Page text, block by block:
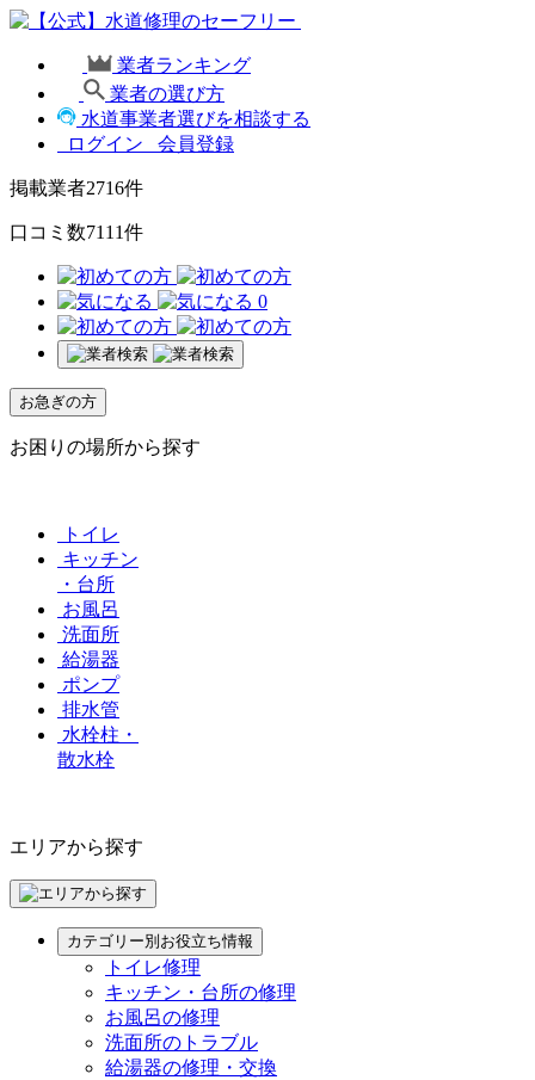
業者ランキング
業者の選び方
水道事業者選びを相談する
ログイン
会員登録
掲載業者2716件
口コミ数7111件
0
お急ぎの方
お困りの場所から探す
トイレ
キッチン
・台所
お風呂
洗面所
給湯器
ポンプ
排水管
水栓柱・
散水栓
エリアから探す
カテゴリー別お役立ち情報
トイレ修理
キッチン・台所の修理
お風呂の修理
洗面所のトラブル
給湯器の修理・交換